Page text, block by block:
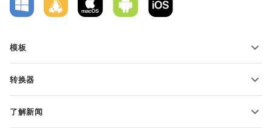
模板
文本文档模板
转换器
转换电子表格
了解新闻